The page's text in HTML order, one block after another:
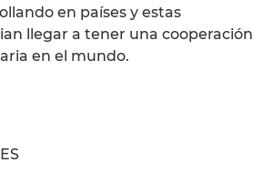
en países y estas
llegar a tener una cooperación
en el mundo.